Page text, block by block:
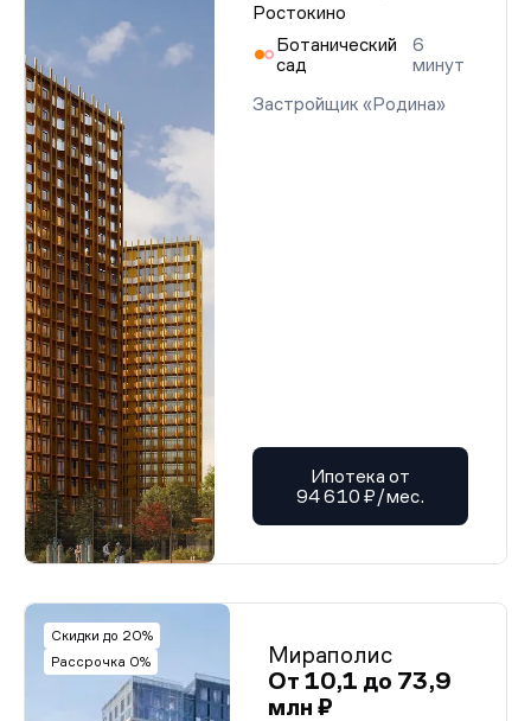
Ростокино
Ботанический
сад
6
минут
Застройщик «Родина»
Ипотека от
94 610 ₽/мес.
Скидки до 20%
Рассрочка 0%
Мираполис
От 10,1 до 73,9
млн ₽